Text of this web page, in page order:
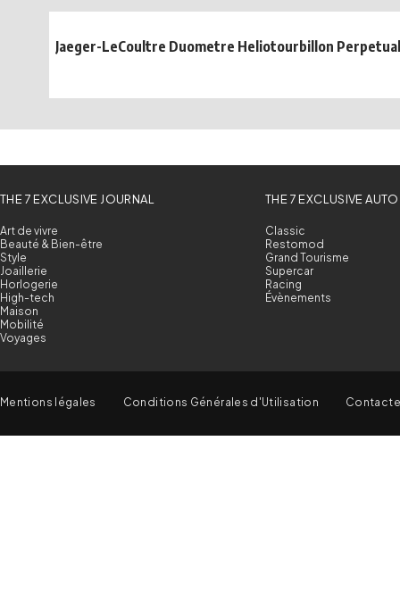
Jaeger-LeCoultre Duometre Heliotourbillon
THE 7 EXCLUSIVE JOURNAL
Art de vivre
Beauté & Bien-être
Style
Joaillerie
Horlogerie
High-tech
Maison
Mobilité
Voyages
THE 7 EXCLUSIVE AUTO
Classic
Restomod
Grand Tourisme
Supercar
Racing
Évènements
Mentions légales Conditions Générales d'Utilisation